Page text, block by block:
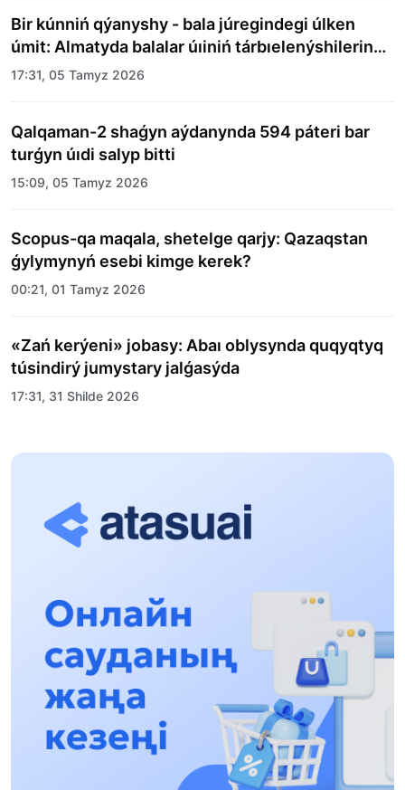
Bir kúnniń qýanyshy - bala júregindegi úlken
úmit: Almatyda balalar úıiniń tárbıelenýshilerine
merekelik kún uıymdastyryldy
17:31, 05 Tamyz 2026
Qalqaman-2 shaǵyn aýdanynda 594 páteri bar
turǵyn úıdi salyp bitti
15:09, 05 Tamyz 2026
Scopus-qa maqala, shetelge qarjy: Qazaqstan
ǵylymynyń esebi kimge kerek?
00:21, 01 Tamyz 2026
«Zań kerýeni» jobasy: Abaı oblysynda quqyqtyq
túsindirý jumystary jalǵasýda
17:31, 31 Shilde 2026
Halyqaralyq «Formýla-1 H2O» jarysyn Qonaev
13:13, 30 Shilde 2026
12:01, 28 Shilde 2026
Abzal Dostıar: Dýman Muhametkárimdi Almaty
túrmesine aýystyrýy múmkin
16:15, 27 Shilde 2026
Óskenbaı Qulataıuly: Rýhanıatqa qyzmet etken